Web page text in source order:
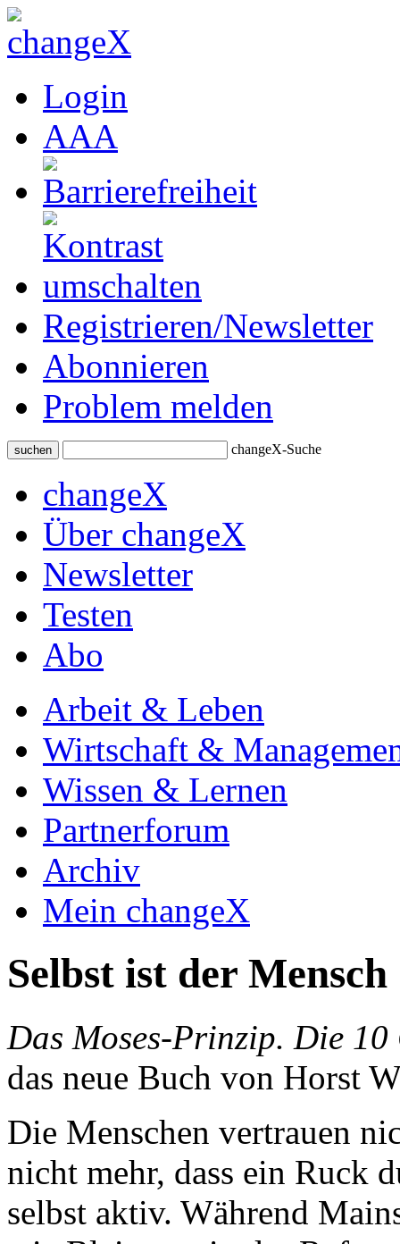
Login
AAA
Registrieren/Newsletter
Abonnieren
Problem melden
suchen changeX-Suche
changeX
Über changeX
Newsletter
Testen
Abo
Arbeit & Leben
Wirtschaft &
Wissen & Lernen
Partnerforum
Archiv
Mein changeX
Selbst ist der Mensch
Das Moses-Prinzip. Die 10
das neue Buch von Horst
Die Menschen vertrauen
nicht mehr, dass ein Ruck
selbst aktiv. Während